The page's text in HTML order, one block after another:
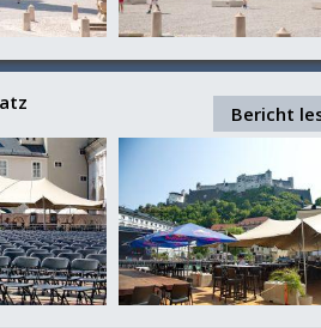
Bericht